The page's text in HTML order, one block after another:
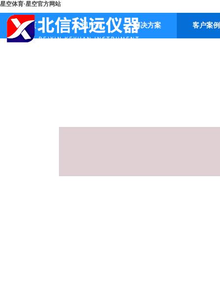
星空体育·星空官方网站
首页 公司产品 解决方案 客户案例